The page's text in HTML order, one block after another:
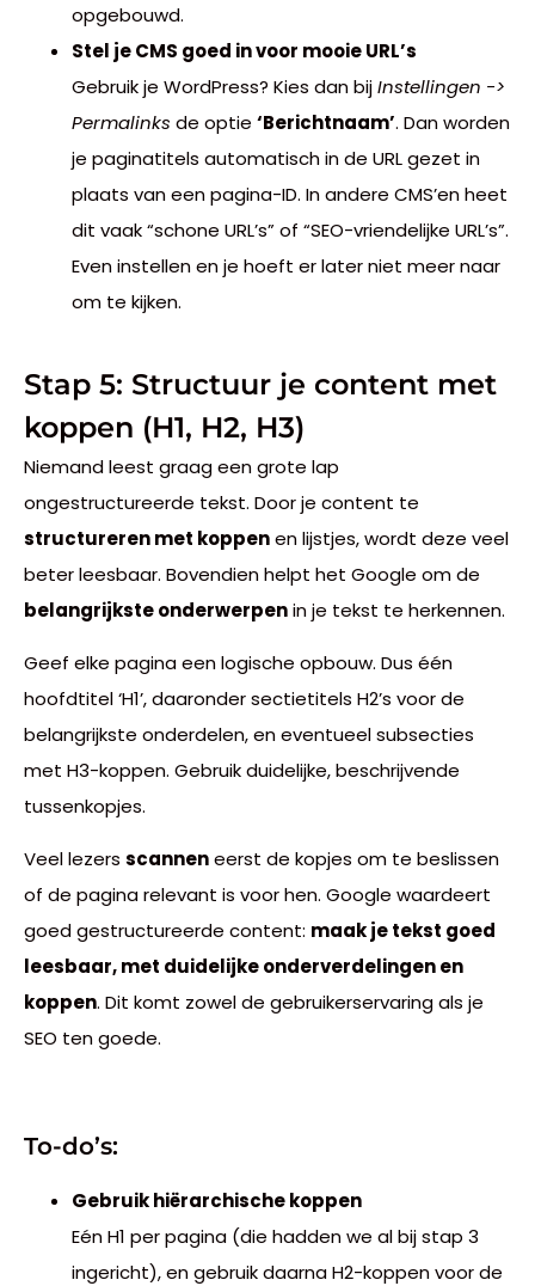
opgebouwd.
Stel je CMS goed in voor mooie URL’s
Gebruik je WordPress? Kies dan bijInstellingen ->
Permalinks de optie ‘Berichtnaam’. Dan worden
je paginatitels automatisch in de URL gezet in
plaats van een pagina-ID. In andere CMS’en heet
dit vaak “schone URL’s” of “SEO-vriendelijke URL’s”.
Even instellen en je hoeft er later niet meer naar
om te kijken.
Stap 5: Structuur je content met
koppen (H1, H2, H3)
Niemand leest graag een grote lap
ongestructureerde tekst. Door je content te
structureren met koppenen lijstjes, wordt deze veel
beter leesbaar. Bovendien helpt het Google om de
belangrijkste onderwerpenin je tekst te herkennen.
Geef elke pagina een logische opbouw. Dus één
hoofdtitel ‘H1’, daaronder sectietitels H2’s voor de
belangrijkste onderdelen, en eventueel subsecties
met H3-koppen. Gebruik duidelijke, beschrijvende
tussenkopjes.
Veel lezers scanneneerst de kopjes om te beslissen
of de pagina relevant is voor hen. Google waardeert
goed gestructureerde content: maak je tekst goed
leesbaar, met duidelijke onderverdelingen en
koppen. Dit komt zowel de gebruikerservaring als je
SEO ten goede.
To-do’s:
Gebruik hiërarchische koppen
Eén H1 per pagina (die hadden we al bij stap 3
ingericht), en gebruik daarna H2-koppen voor de